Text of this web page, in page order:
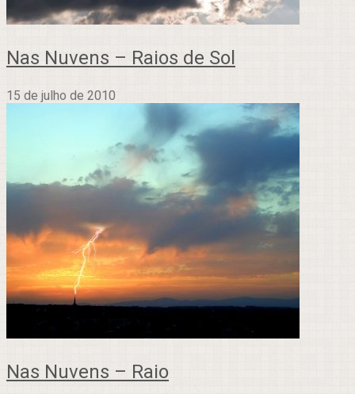
Nas Nuvens – Raios de Sol
15 de julho de 2010
Nas Nuvens – Raio